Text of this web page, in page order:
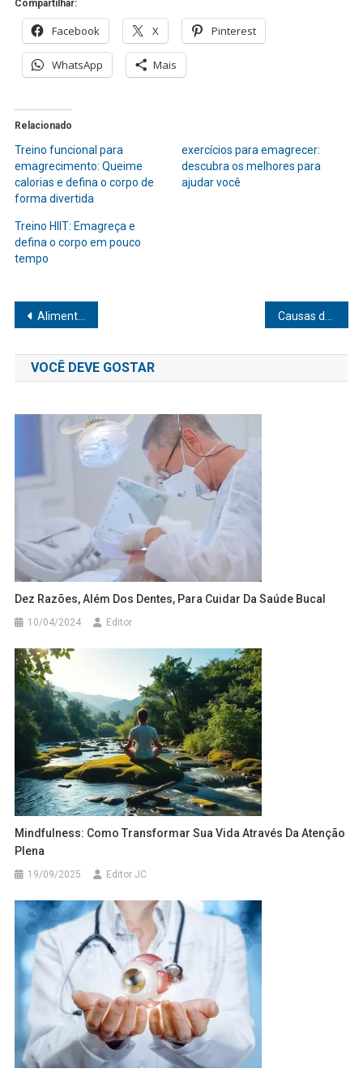
Compartilhar:
Facebook X Pinterest
WhatsApp Mais
Relacionado
Treino funcional para
emagrecimento: Queime
calorias e defina o corpo de
forma divertida
exercícios para emagrecer:
descubra os melhores para
ajudar você
Treino HIIT: Emagreça e
defina o corpo em pouco
tempo
Navegação
de
Post
Alimentos que aumentam a imunidade
VOCÊ DEVE GOSTAR
Dez Razões, Além Dos Dentes, Para Cuidar Da Saúde Bucal
10/04/2024 Editor
Mindfulness: Como Transformar Sua Vida Através Da Atenção
Plena
19/09/2025 Editor JC